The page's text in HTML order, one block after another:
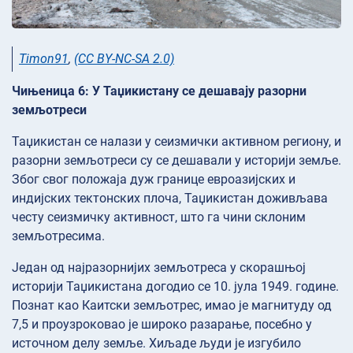
Timon91, (CC BY-NC-SA 2.0)
Чињеница 6: У Таџикистану се дешавају разорни
земљотреси
Таџикистан се налази у сеизмички активном региону, и
разорни земљотреси су се дешавали у историји земље.
Због свог положаја дуж границе евроазијских и
индијских тектонских плоча, Таџикистан доживљава
честу сеизмичку активност, што га чини склоним
земљотресима.
Један од најразорнијих земљотреса у скорашњој
историји Таџикистана догодио се 10. јула 1949. године.
Познат као Каитски земљотрес, имао је магнитуду од
7,5 и проузроковао је широко разарање, посебно у
источном делу земље. Хиљаде људи је изгубило